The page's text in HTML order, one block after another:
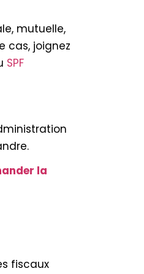
mutuelle,
cas, joignez
SPF
la
fiscaux